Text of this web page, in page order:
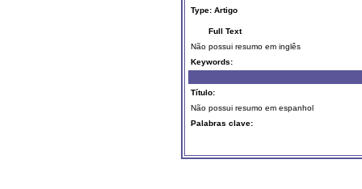
Type: Artigo
Full Text
Não possui resumo em inglês
Keywords:
Título:
Não possui resumo em espanhol
Palabras clave: